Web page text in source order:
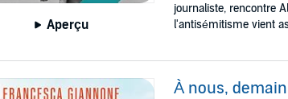
Aperçu
journaliste, rencontre
l'antisémitisme vient
À nous, demain